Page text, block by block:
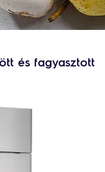
és fagyasztott